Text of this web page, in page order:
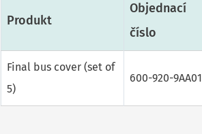
Produkt
Objednací
číslo
Final bus cover (set of
5)
600-920-9AA01